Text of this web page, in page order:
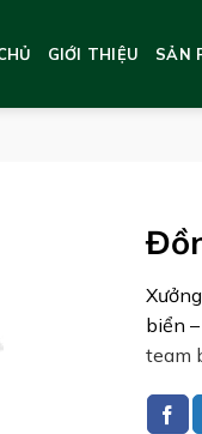
GIỚI THIỆU SẢN
biển –
team